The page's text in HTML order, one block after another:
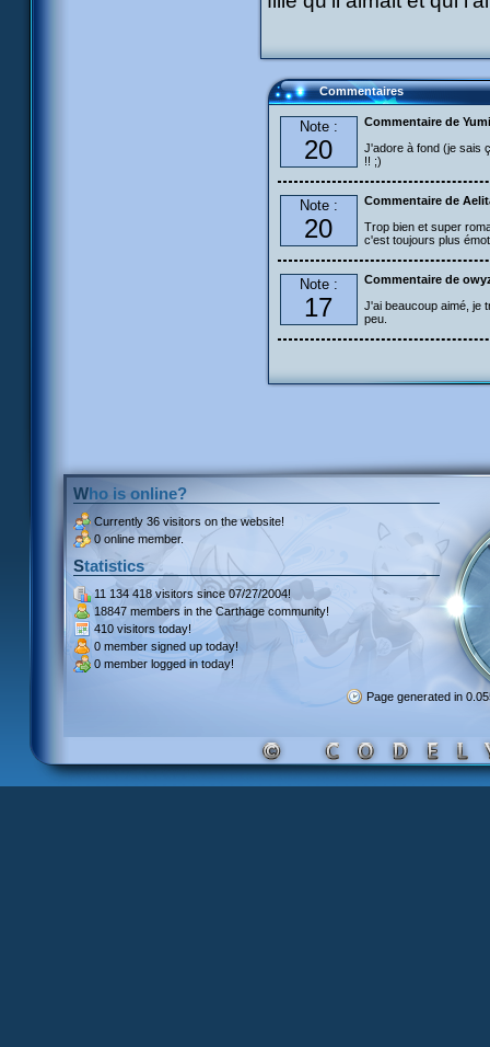
Commentaires
Note :
20
Commentaire de
J'adore à fond (je sais
!! ;)
Note :
20
Commentaire de
Trop bien et super
c'est toujours plus
Note :
17
Commentaire de
J'ai beaucoup aimé, je
peu.
Who is online?
Currently 36 visitors on the website!
0 online member.
Statistics
11 134 418 visitors since 07/27/2004!
18847 members in the Carthage community!
410 visitors today!
0 member signed up today!
0 member logged in today!
Page generated in